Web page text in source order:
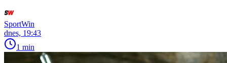
SportWin
dnes, 19:43
1 min